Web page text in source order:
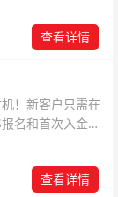
查看详情
！新客户只需在
名和首次入金即
查看详情